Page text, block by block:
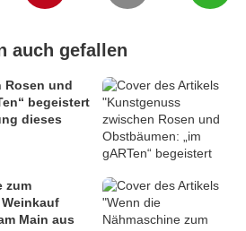
auch gefallen
Rosen und
begeistert
dieses
zum
Main aus